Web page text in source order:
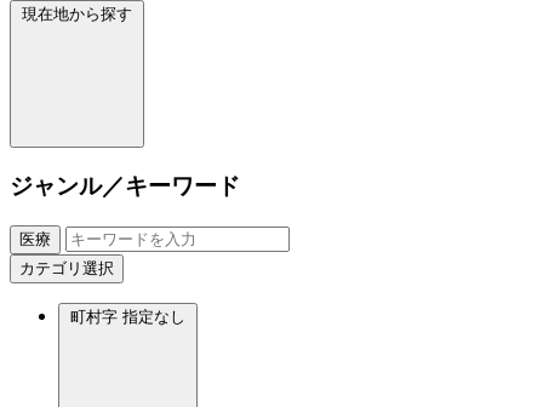
現在地から探す
ジャンル／キーワード
医療
カテゴリ選択
町村字 指定なし